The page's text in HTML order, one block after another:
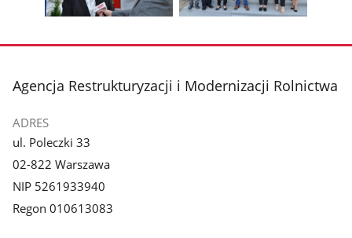
zdjęcie
galerii.
zdjęcie
galerii.
stopka
Agencja Restrukturyzacji i Modernizacji Rolnictwa
ADRES
ul. Poleczki 33
02-822 Warszawa
NIP 5261933940
Regon 010613083